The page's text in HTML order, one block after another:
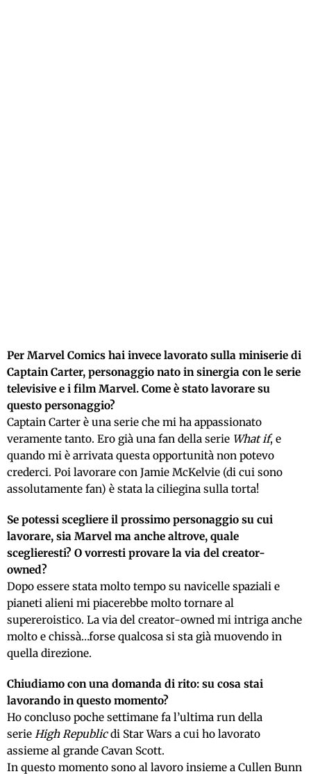
Per Marvel Comics hai invece lavorato sulla miniserie di
Captain Carter, personaggio nato in sinergia con le serie
televisive e i film Marvel. Come è stato lavorare su
questo personaggio?
Captain Carter è una serie che mi ha appassionato
veramente tanto. Ero già una fan della serie What if, e
quando mi è arrivata questa opportunità non potevo
crederci. Poi lavorare con Jamie McKelvie (di cui sono
assolutamente fan) è stata la ciliegina sulla torta!
Se potessi scegliere il prossimo personaggio su cui
lavorare, sia Marvel ma anche altrove, quale
sceglieresti? O vorresti provare la via del creator-
owned?
Dopo essere stata molto tempo su navicelle spaziali e
pianeti alieni mi piacerebbe molto tornare al
supereroistico. La via del creator-owned mi intriga anche
molto e chissà…forse qualcosa si sta già muovendo in
quella direzione.
Chiudiamo con una domanda di rito: su cosa stai
lavorando in questo momento?
Ho concluso poche settimane fa l’ultima run della
serie High Republicdi Star Wars a cui ho lavorato
assieme al grande Cavan Scott.
In questo momento sono al lavoro insieme a Cullen Bunn